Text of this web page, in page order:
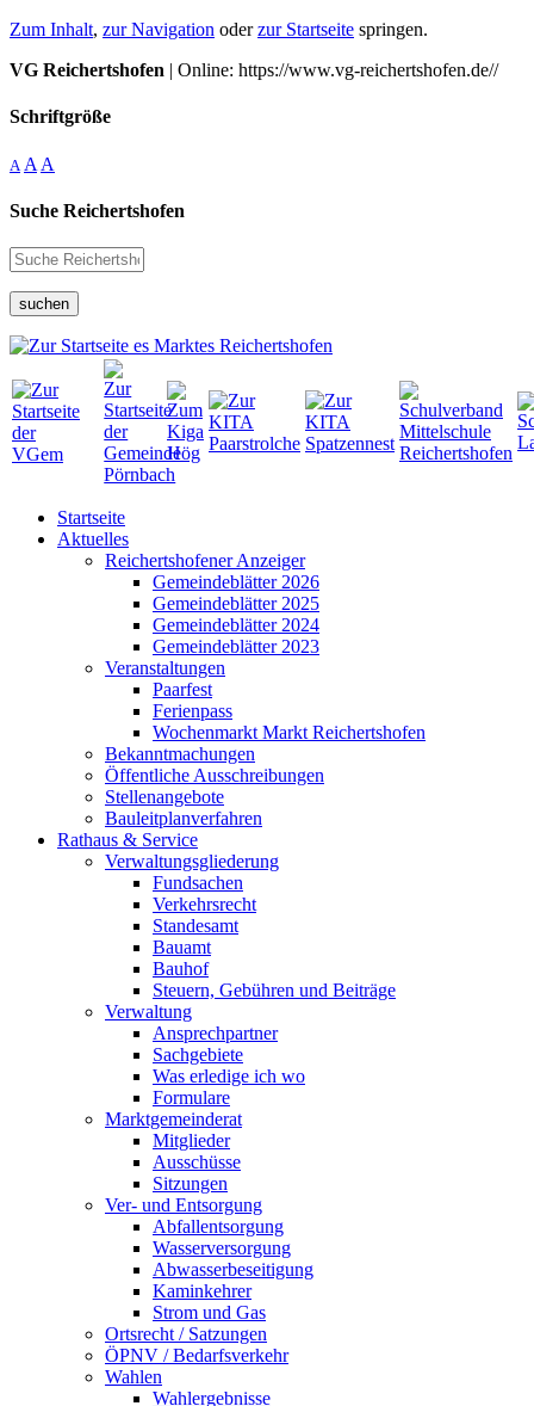
Zum Inhalt, zur Navigation oderzur Startseite springen.
VG Reichertshofen | Online: https://www.vg-reichertshofen.de//
Schriftgröße
A A A
Suche Reichertshofen
suchen
Startseite
Aktuelles
Reichertshofener Anzeiger
Gemeindeblätter 2026
Gemeindeblätter 2025
Gemeindeblätter 2024
Gemeindeblätter 2023
Veranstaltungen
Paarfest
Ferienpass
Wochenmarkt Markt Reichertshofen
Bekanntmachungen
Öffentliche Ausschreibungen
Stellenangebote
Bauleitplanverfahren
Rathaus & Service
Verwaltungsgliederung
Fundsachen
Verkehrsrecht
Standesamt
Bauamt
Bauhof
Steuern, Gebühren und Beiträge
Verwaltung
Ansprechpartner
Sachgebiete
Was erledige ich wo
Formulare
Marktgemeinderat
Mitglieder
Ausschüsse
Sitzungen
Ver- und Entsorgung
Abfallentsorgung
Wasserversorgung
Abwasserbeseitigung
Kaminkehrer
Strom und Gas
Ortsrecht / Satzungen
ÖPNV / Bedarfsverkehr
Wahlen
Wahlergebnisse